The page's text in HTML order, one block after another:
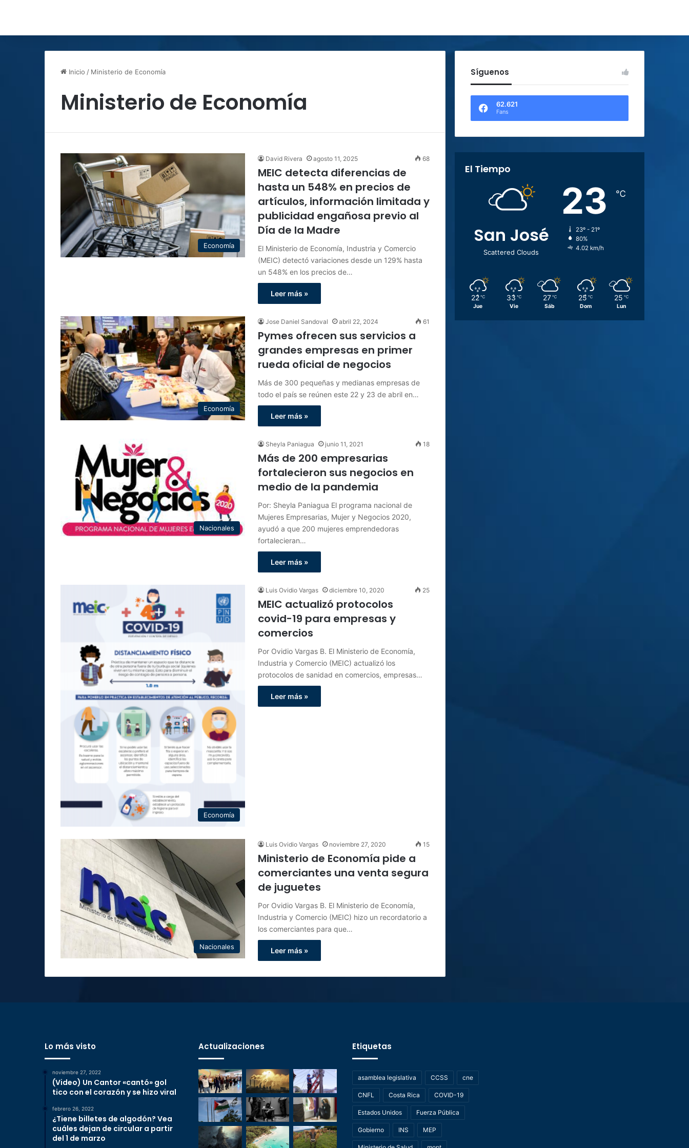
Inicio / Ministerio de Economía
Ministerio de Economía
Economía
David Rivera agosto 11, 2025 68
MEIC detecta diferencias de
hasta un 548% en precios de
artículos, información limitada y
publicidad engañosa previo al
Día de la Madre
El Ministerio de Economía, Industria y Comercio
(MEIC) detectó variaciones desde un 129% hasta
un 548% en los precios de…
Leer más »
Economía
Jose Daniel Sandoval abril 22, 2024 61
Pymes ofrecen sus servicios a
grandes empresas en primer
rueda oficial de negocios
Más de 300 pequeñas y medianas empresas de
todo el país se reúnen este 22 y 23 de abril en…
Leer más »
Nacionales
Sheyla Paniagua junio 11, 2021 18
Más de 200 empresarias
fortalecieron sus negocios en
medio de la pandemia
Por: Sheyla Paniagua El programa nacional de
Mujeres Empresarias, Mujer y Negocios 2020,
ayudó a que 200 mujeres emprendedoras
fortalecieran…
Leer más »
Economía
Luis Ovidio Vargas diciembre 10, 2020 25
MEIC actualizó protocolos
covid-19 para empresas y
comercios
Por Ovidio Vargas B. El Ministerio de Economía,
Industria y Comercio (MEIC) actualizó los
protocolos de sanidad en comercios, empresas…
Leer más »
Nacionales
Luis Ovidio Vargas noviembre 27, 2020 15
Ministerio de Economía pide a
comerciantes una venta segura
de juguetes
Por Ovidio Vargas B. El Ministerio de Economía,
Industria y Comercio (MEIC) hizo un recordatorio a
los comerciantes para que…
Leer más »
Síguenos
62.621
Fans
El Tiempo
San José
Scattered Clouds
23 ℃
23º - 21º
80%
4.02 km/h
22 ℃
Jue
33 ℃
Vie
27 ℃
Sáb
25 ℃
Dom
25 ℃
Lun
Lo más visto
noviembre 27, 2022
(Video) Un Cantor «cantó» gol
tico con el corazón y se hizo viral
febrero 26, 2022
¿Tiene billetes de algodón? Vea
cuáles dejan de circular a partir
del 1 de marzo
Actualizaciones Etiquetas
asamblea legislativa CCSS cne
CNFL Costa Rica COVID-19
Estados Unidos Fuerza Pública
Gobierno INS MEP